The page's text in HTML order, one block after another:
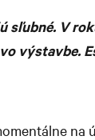
sľubné. V
výstavbe.
na